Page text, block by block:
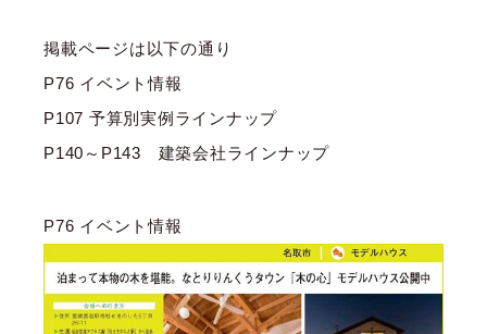
掲載ページは以下の通り
P76 イベント情報
P107 予算別実例ラインナップ
P140～P143 建築会社ラインナップ
P76 イベント情報